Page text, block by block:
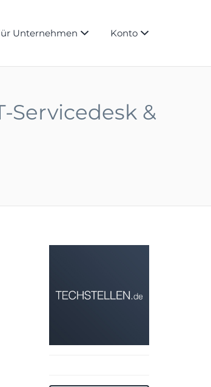
Unternehmen Konto
Servicedesk &